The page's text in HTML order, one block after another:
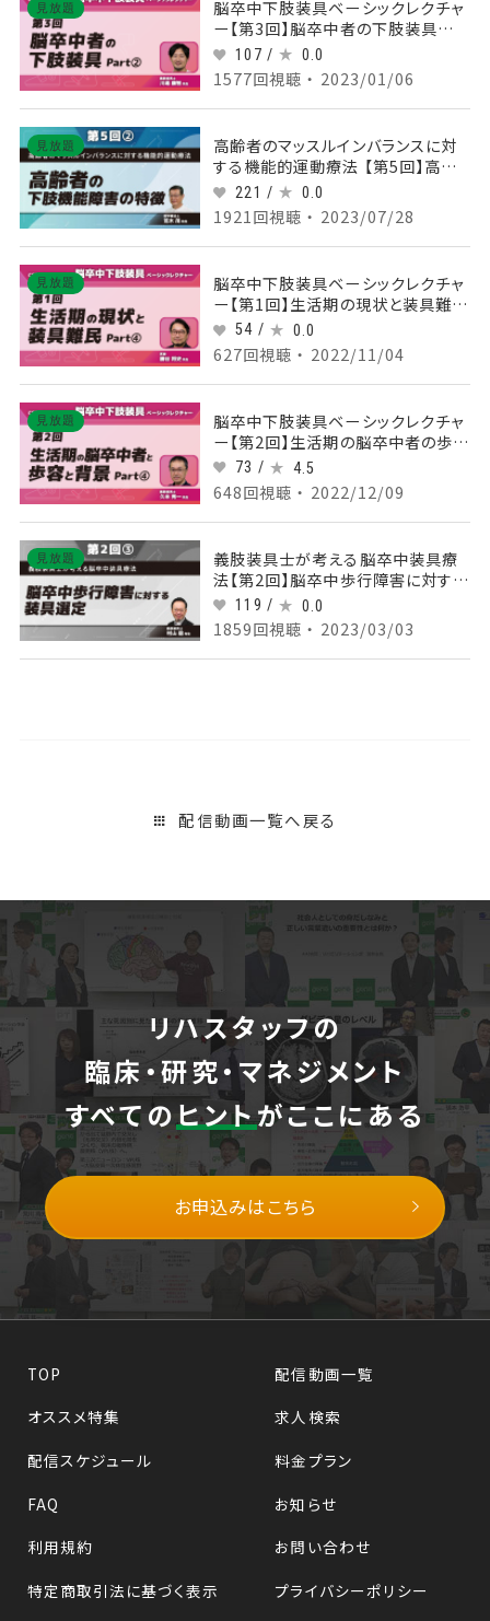
見放題
脳卒中下肢装具ベーシックレクチャ
ー【第3回】脳卒中者の下肢装具
Part②
107 / 0.0
1577回視聴 ・ 2023/01/06
見放題
高齢者のマッスルインバランスに対
する機能的運動療法 【第5回】高齢
者の下肢機能障害の特徴 Part②
221 / 0.0
1921回視聴 ・ 2023/07/28
見放題
脳卒中下肢装具ベーシックレクチャ
ー【第1回】生活期の現状と装具難民
Part④
54 / 0.0
627回視聴 ・ 2022/11/04
見放題
脳卒中下肢装具ベーシックレクチャ
ー【第2回】生活期の脳卒中者の歩容
と背景 Part④
73 / 4.5
648回視聴 ・ 2022/12/09
見放題
義肢装具士が考える脳卒中装具療
法【第2回】脳卒中歩行障害に対する
装具選定 Part③主に使用する短下
肢装具2
119 / 0.0
1859回視聴 ・ 2023/03/03
配信動画一覧へ戻る
リハスタッフの
臨床・研究・マネジメント
すべてのヒントがここにある
お申込みはこちら
TOP
配信動画一覧
オススメ特集
求人検索
配信スケジュール
料金プラン
FAQ
お知らせ
利用規約
お問い合わせ
特定商取引法に基づく表示
プライバシーポリシー